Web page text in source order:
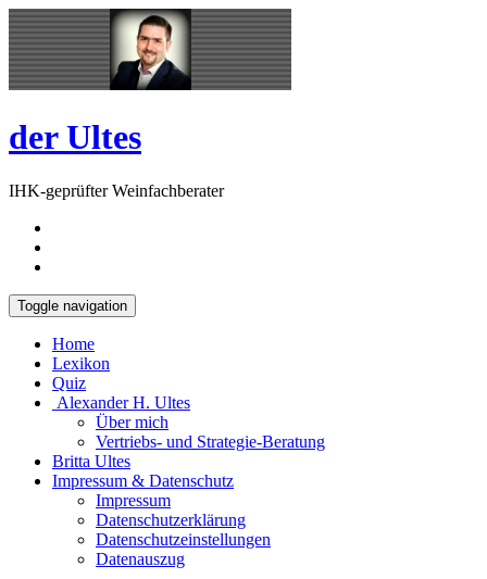
Skip
to
content
Open
Sidebar
der Ultes
IHK-geprüfter Weinfachberater
Toggle navigation
Home
Lexikon
Quiz
Alexander H. Ultes
Über mich
Vertriebs- und Strategie-Beratung
Britta Ultes
Impressum & Datenschutz
Impressum
Datenschutzerklärung
Datenschutzeinstellungen
Datenauszug